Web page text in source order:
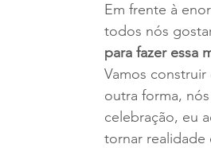
Em frente à
todos nós
para fazer essa
Vamos
outra forma,
celebração, eu
tornar realidade